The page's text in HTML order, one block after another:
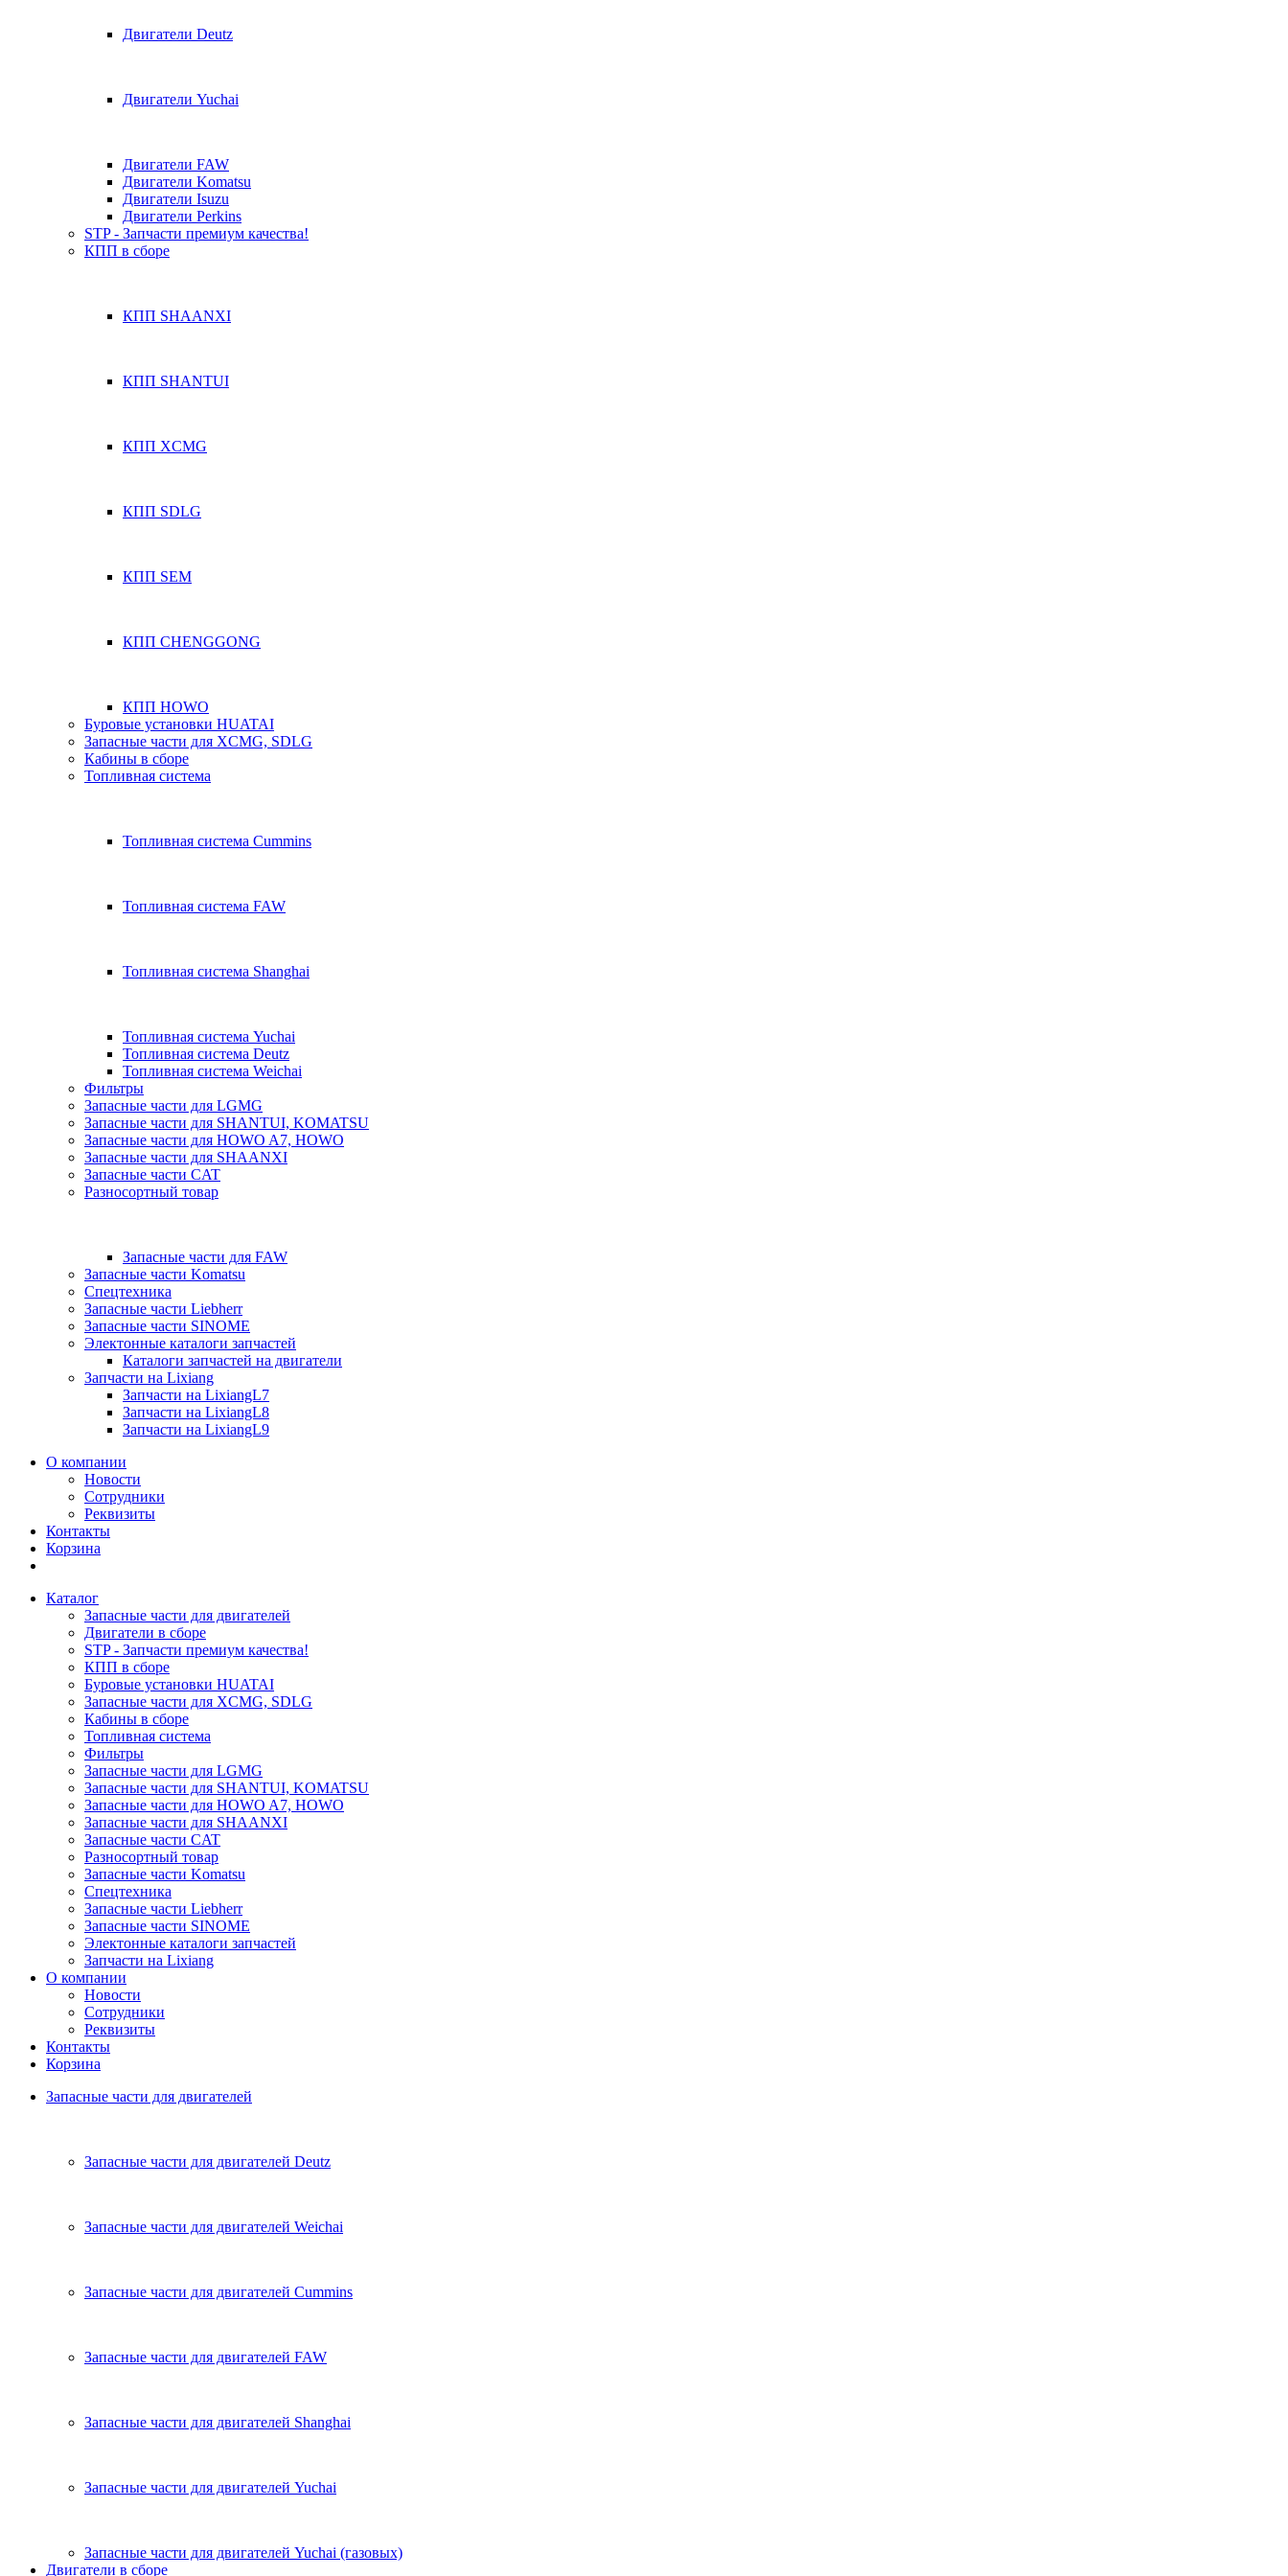
Двигатели Deutz
Двигатели Yuchai
Двигатели FAW
Двигатели Komatsu
Двигатели Isuzu
Двигатели Perkins
STP - Запчасти премиум качества!
КПП в сборе
КПП SHAANXI
КПП SHANTUI
КПП XCMG
КПП SDLG
КПП SEM
КПП CHENGGONG
КПП HOWO
Буровые установки HUATAI
Запасные части для XCMG, SDLG
Кабины в сборе
Топливная система
Топливная система Cummins
Топливная система FAW
Топливная система Shanghai
Топливная система Yuchai
Топливная система Deutz
Топливная система Weichai
Фильтры
Запасные части для LGMG
Запасные части для SHANTUI, KOMATSU
Запасные части для HOWO A7, HOWO
Запасные части для SHAANXI
Запасные части CAT
Разносортный товар
Запасные части для FAW
Запасные части Komatsu
Спецтехника
Запасные части Liebherr
Запасные части SINOME
Электонные каталоги запчастей
Каталоги запчастей на двигатели
Запчасти на Lixiang
Запчасти на LixiangL7
Запчасти на LixiangL8
Запчасти на LixiangL9
О компании
Новости
Сотрудники
Реквизиты
Контакты
Корзина
Каталог
Запасные части для двигателей
Двигатели в сборе
STP - Запчасти премиум качества!
КПП в сборе
Буровые установки HUATAI
Запасные части для XCMG, SDLG
Кабины в сборе
Топливная система
Фильтры
Запасные части для LGMG
Запасные части для SHANTUI, KOMATSU
Запасные части для HOWO A7, HOWO
Запасные части для SHAANXI
Запасные части CAT
Разносортный товар
Запасные части Komatsu
Спецтехника
Запасные части Liebherr
Запасные части SINOME
Электонные каталоги запчастей
Запчасти на Lixiang
О компании
Новости
Сотрудники
Реквизиты
Контакты
Корзина
Запасные части для двигателей
Запасные части для двигателей Deutz
Запасные части для двигателей Weichai
Запасные части для двигателей Cummins
Запасные части для двигателей FAW
Запасные части для двигателей Shanghai
Запасные части для двигателей Yuchai
Запасные части для двигателей Yuchai (газовых)
Двигатели в сборе